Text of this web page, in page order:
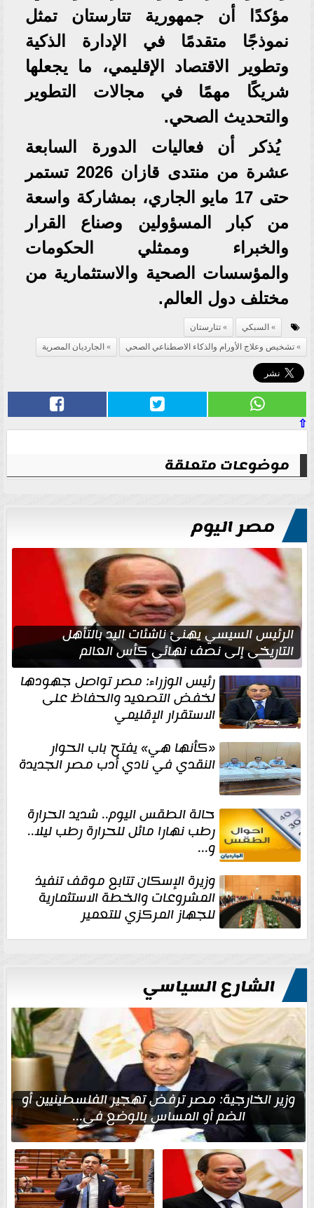
مؤكدًا أن جمهورية تتارستان تمثل
نموذجًا متقدمًا في الإدارة الذكية
وتطوير الاقتصاد الإقليمي، ما يجعلها
شريكًا مهمًا في مجالات التطوير
والتحديث الصحي.
يُذكر أن فعاليات الدورة السابعة
عشرة من منتدى قازان 2026 تستمر
حتى 17 مايو الجاري، بمشاركة واسعة
من كبار المسؤولين وصناع القرار
والخبراء وممثلي الحكومات
والمؤسسات الصحية والاستثمارية من
مختلف دول العالم.
السبكي
تتارستان
تشخيص وعلاج الأورام والذكاء الاصطناعي الصحي
الجارديان المصرية
⇧
موضوعات متعلقة
مصر اليوم
الرئيس السيسي يهنئ ناشئات اليد بالتأهل
التاريخي إلى نصف نهائي كأس العالم
رئيس الوزراء: مصر تواصل جهودها
لخفض التصعيد والحفاظ على
الاستقرار الإقليمي
«كأنها هي» يفتح باب الحوار
النقدي في نادي أدب مصر الجديدة
حالة الطقس اليوم.. شديد الحرارة
رطب نهارا مائل للحرارة رطب ليلا..
و...
وزيرة الإسكان تتابع موقف تنفيذ
المشروعات والخطة الاستثمارية
للجهاز المركزي للتعمير
الشارع السياسي
وزير الخارجية: مصر ترفض تهجير الفلسطينيين أو
الضم أو المساس بالوضع في...